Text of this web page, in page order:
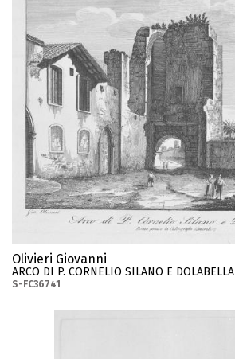
Olivieri Giovanni
ARCO DI P. CORNELIO SILANO E DOLABELLA
S-FC36741